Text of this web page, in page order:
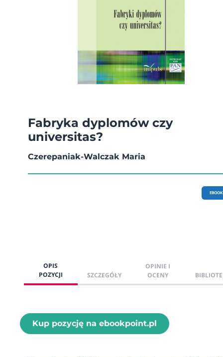
Fabryka dyplomów czy
universitas?
Czerepaniak-Walczak Maria
EBOOK
OPIS
POZYCJI
SZCZEGÓŁY
OPINIE I
OCENY
Kup pozycję na ebookpoint.pl